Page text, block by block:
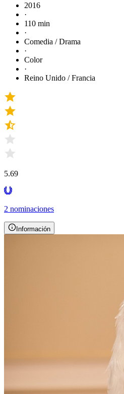
2016
·
110 min
·
Comedia / Drama
·
Color
·
Reino Unido / Francia
5.69
2 nominaciones
Información